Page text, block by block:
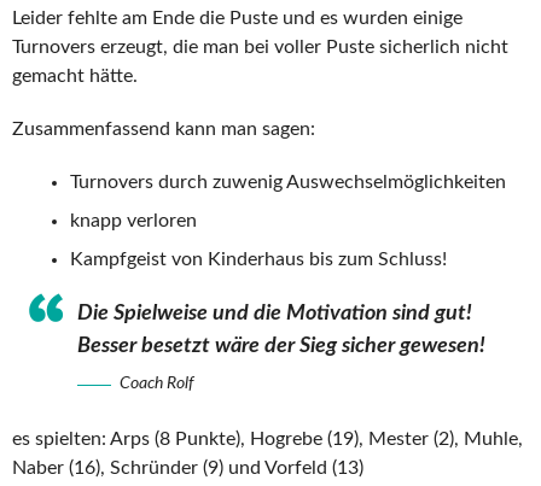
Leider fehlte am Ende die Puste und es wurden einige
Turnovers erzeugt, die man bei voller Puste sicherlich nicht
gemacht hätte.
Zusammenfassend kann man sagen:
Turnovers durch zuwenig Auswechselmöglichkeiten
knapp verloren
Kampfgeist von Kinderhaus bis zum Schluss!
Die Spielweise und die Motivation sind gut!
Besser besetzt wäre der Sieg sicher gewesen!
Coach Rolf
es spielten: Arps (8 Punkte), Hogrebe (19), Mester (2), Muhle,
Naber (16), Schründer (9) und Vorfeld (13)